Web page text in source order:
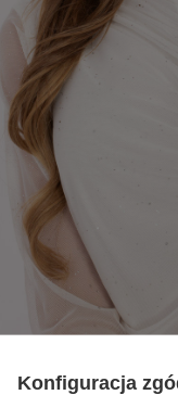
Konfiguracja